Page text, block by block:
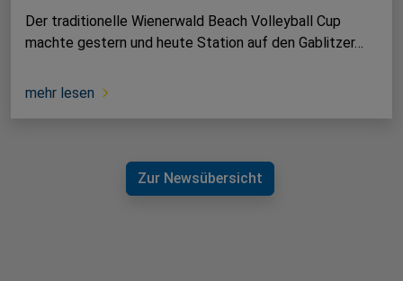
Der traditionelle Wienerwald Beach Volleyball Cup
machte gestern und heute Station auf den Gablitzer…
mehr lesen
Zur Newsübersicht